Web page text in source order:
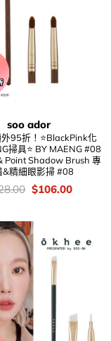
soo ador
95折！⭐BlackPink化
掃具⭐ BY MAENG #08
Point Shadow Brush 專
&精細眼影掃 #08
Original
$128.00.
$106.00Current